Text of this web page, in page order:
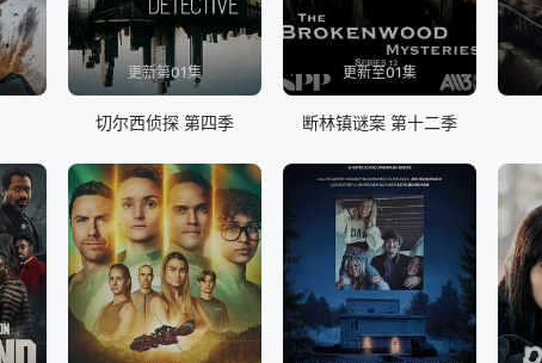
更新第01集
切尔西侦探 第四季
更新至01集
断林镇谜案 第十二季